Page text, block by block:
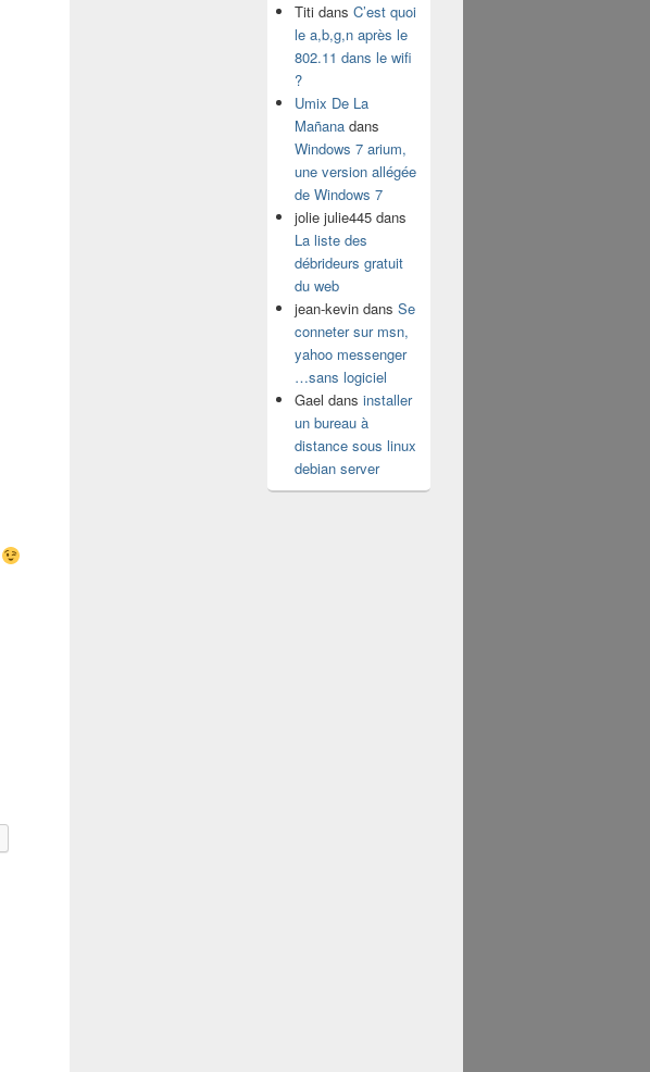
Titidans C’est quoi
le a,b,g,n après le
802.11 dans le wifi
?
Umix De La
Mañanadans
Windows 7 arium,
une version allégée
de Windows 7
jolie julie445dans
La liste des
débrideurs gratuit
du web
jean-kevindans Se
conneter sur msn,
yahoo messenger
…sans logiciel
Gael dans installer
un bureau à
distance sous linux
debian server